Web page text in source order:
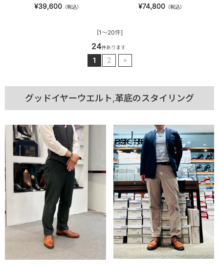
¥39,600（税込） ¥74,800（税込）
[1～20件]
24件あります
1 2 >
グッドイヤーウエルト,革底のスタイリング